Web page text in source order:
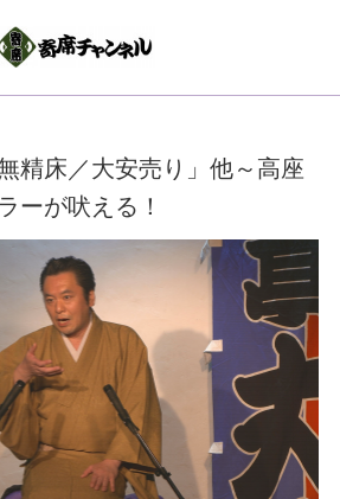
精床／大安売り」他～高座
ーが吠える！